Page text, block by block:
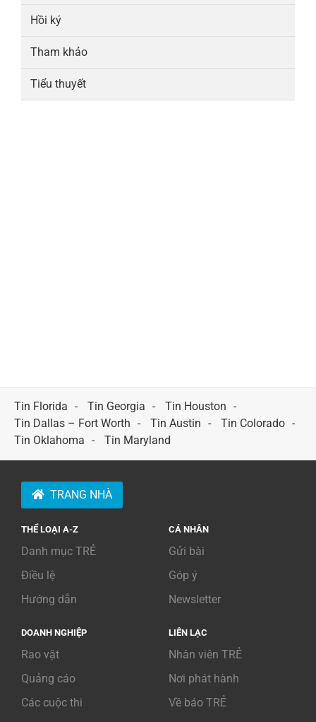
Hồi ký
Tham khảo
Tiểu thuyết
Tin Florida Tin Georgia
Tin Houston
Tin Dallas – Fort Worth
Tin Austin
Tin Colorado
Tin Oklahoma
Tin Maryland
TRANG NHÀ
THỂ LOẠI A-Z
Danh mục TRẺ
Điều lệ
Hướng dẫn
CÁ NHÂN
Gửi bài
Góp ý
Newsletter
DOANH NGHIỆP
Rao vặt
Quảng cáo
Các cuộc thi
LIÊN LẠC
Nhân viên TRẺ
Nơi phát hành
Về báo TRẺ